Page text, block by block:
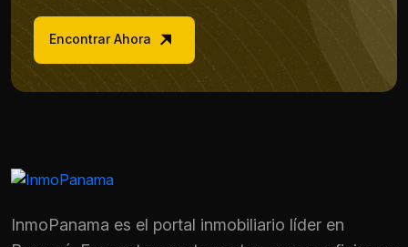
Encontrar Ahora
InmoPanama es el portal inmobiliario líder en